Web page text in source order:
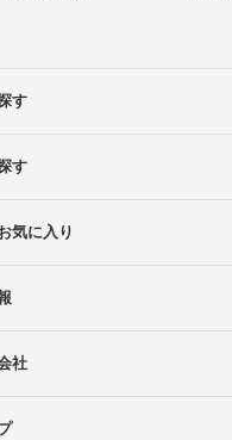
す
ら探す
から探すSTYLE
ら探す
イプ診断
ラファーから探す
ートから探す
す
ョンから探す
から探す
気に入り
ジオ
り
Photo マガジン
ガイド
社
とは
の掲載について
わせ
ップ